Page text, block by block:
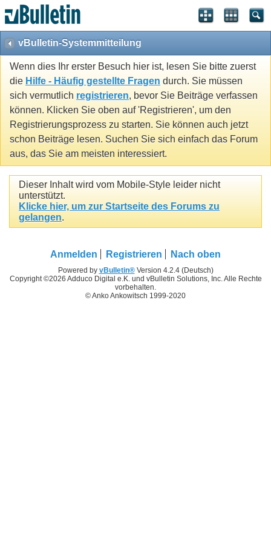
vBulletin-Systemmitteilung
Wenn dies Ihr erster Besuch hier ist, lesen Sie bitte zuerst
die Hilfe - Häufig gestellte Fragen durch. Sie müssen
sich vermutlich registrieren, bevor Sie Beiträge verfassen
können. Klicken Sie oben auf 'Registrieren', um den
Registrierungsprozess zu starten. Sie können auch jetzt
schon Beiträge lesen. Suchen Sie sich einfach das Forum
aus, das Sie am meisten interessiert.
Dieser Inhalt wird vom Mobile-Style leider nicht
unterstützt.
Klicke hier, um zur Startseite des Forums zu
gelangen.
Anmelden Registrieren Nach oben
Powered by vBulletin®Version 4.2.4 (Deutsch)
Copyright ©2026 Adduco Digital e.K. und vBulletin Solutions, Inc. Alle Rechte
vorbehalten.
© Anko Ankowitsch 1999-2020